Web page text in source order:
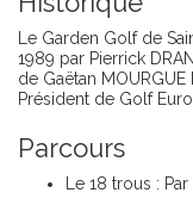
Le Garden Golf de
1989 par Pierrick
de Gaëtan MOURGUE
Président de Golf
Parcours
Le 18 trous :